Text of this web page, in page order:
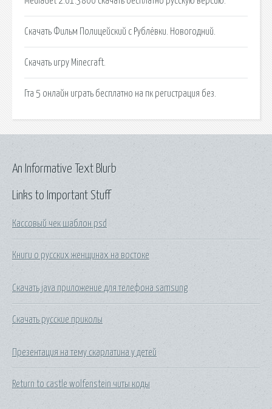
Скачать Фильм Полицейский с Рублёвки. Новогодний.
Скачать игру Minecraft.
Гта 5 онлайн играть бесплатно на пк регистрация без.
Links to Important Stuff
Кассовый чек шаблон psd
Книги о русских женщинах на востоке
Скачать java приложение для телефона samsung
Скачать русские приколы
Презентация на тему скарлатина у детей
Return to castle wolfenstein читы коды
An Informative Text Blurb